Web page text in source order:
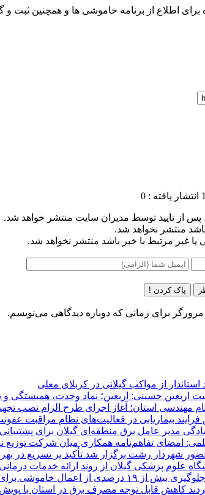
انتشار یافته : 0
از تایید توسط مدیران سایت منتشر خواهد شد.
منتشر نخواهد شد.
یا غیر مرتبط با خبر باشد منتشر نخواهد شد.
پاک کردن !
برای زمانی که دوباره دیدگاهی می‌نویسم.
استاندار از مواکب گیلانی در کربلای معلی
اربعین حسینی: اربعین؛ نماد وحدت،
مهندسی استان؛ آغاز اجرای طرح الزام نصب
بیماریابی در فعالیت‌های نظام مراقبت
مدیر عامل برق منطقه‌ای گیلان برای
امضای تفاهم‌نامه همكاری میان شركت توزیع
شهردار رشت برگزار شد تأکید بر تسریع در
علوم پزشکی گیلان از روند ارائه خدمات
اعمال خاموشی برای مشتركان
قابل توجه مصرف برق در استان با پویش «۲۵درجه؛ قرار